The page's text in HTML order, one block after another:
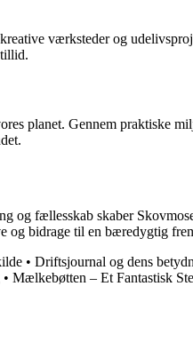
værksteder og
planet. Gennem praktiske
og fællesskab skaber
og bidrage til en bæredygtig
• Driftsjournal og dens
• Mælkebøtten – Et Fantastisk